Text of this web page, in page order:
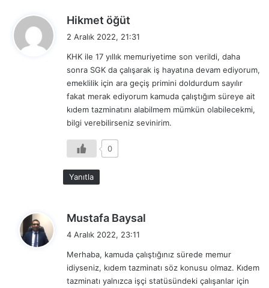
Hikmet öğüt
i
k
i
:
2 Aralık 2022, 21:31
KHK ile 17 yıllık memuriyetime son verildi, daha
sonra SGK da çalışarak iş hayatına devam ediyorum,
emeklilik için ara geçiş primini doldurdum sayılır
fakat merak ediyorum kamuda çalıştığım süreye ait
kıdem tazminatını alabilmem mümkün olabilecekmi,
bilgi verebilirseniz sevinirim.
0
Yanıtla
Mustafa Baysal
i
k
4 Aralık 2022, 23:11
Merhaba, kamuda çalıştığınız sürede memur
idiyseniz, kıdem tazminatı söz konusu olmaz. Kıdem
tazminatı yalnızca işçi statüsündeki çalışanlar için